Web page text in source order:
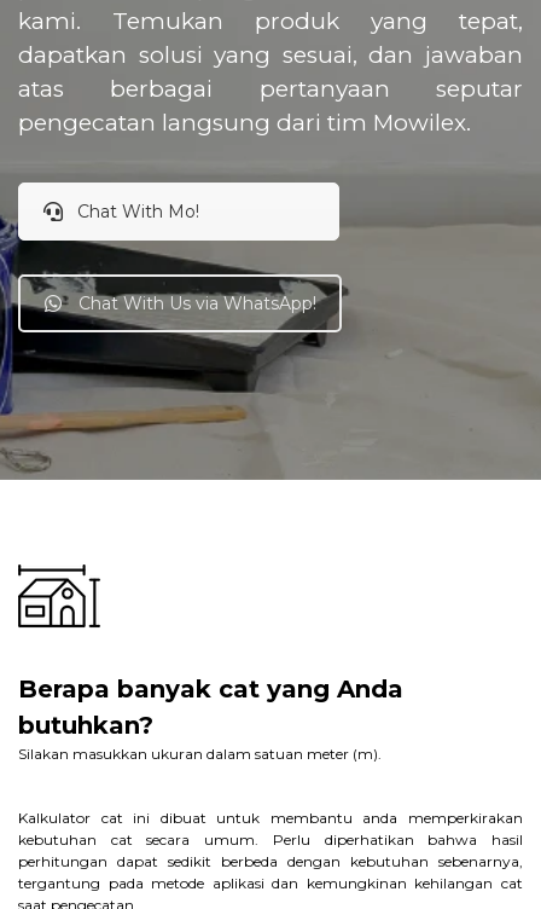
kami. Temukan produk yang tepat,
dapatkan solusi yang sesuai, dan jawaban
atas berbagai pertanyaan seputar
pengecatan langsung dari tim Mowilex.
Chat With Mo!
Chat With Us via WhatsApp!
Berapa banyak cat yang Anda
butuhkan?
Silakan masukkan ukuran dalam satuan meter (m).
Kalkulator cat ini dibuat untuk membantu anda memperkirakan
kebutuhan cat secara umum. Perlu diperhatikan bahwa hasil
perhitungan dapat sedikit berbeda dengan kebutuhan sebenarnya,
tergantung pada metode aplikasi dan kemungkinan kehilangan cat
saat pengecatan.